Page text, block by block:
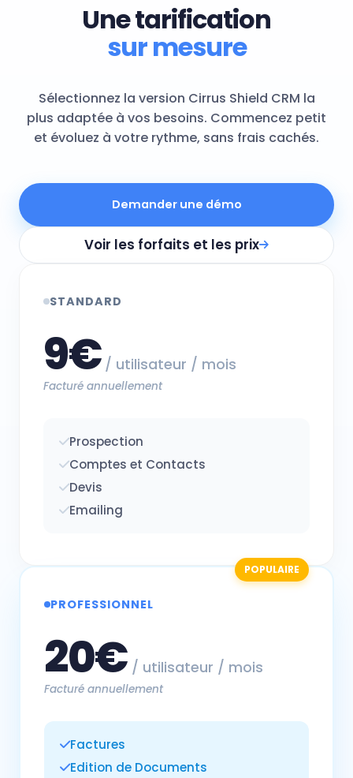
Une tarification
sur mesure
Sélectionnez la version Cirrus Shield CRM la
plus adaptée à vos besoins. Commencez petit
et évoluez à votre rythme, sans frais cachés.
Demander une démo
Voir les forfaits et les prix
STANDARD
9€ / utilisateur / mois
Facturé annuellement
Prospection
Comptes et Contacts
Devis
Emailing
POPULAIRE
PROFESSIONNEL
20€ / utilisateur / mois
Facturé annuellement
Factures
Edition de Documents